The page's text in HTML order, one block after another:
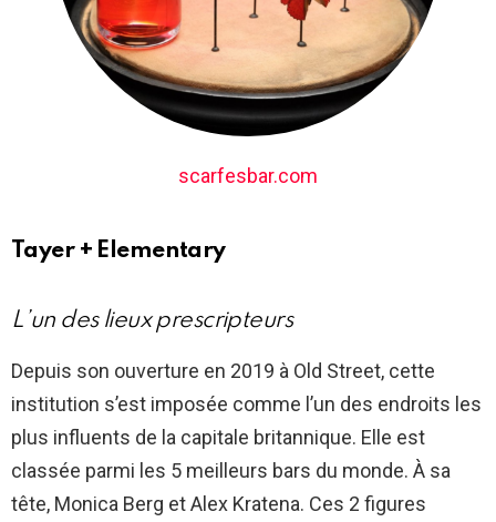
scarfesbar.com
Tayer + Elementary
L’un des lieux prescripteurs
Depuis son ouverture en 2019 à Old Street, cette
institution s’est imposée comme l’un des endroits les
plus influents de la capitale britannique. Elle est
classée parmi les 5 meilleurs bars du monde. À sa
tête, Monica Berg et Alex Kratena. Ces 2 figures